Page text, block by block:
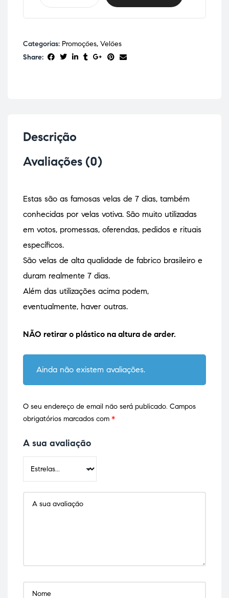
Categorias: Promoções, Velões
Share:
Descrição
Avaliações (0)
Estas são as famosas velas de 7 dias, também
conhecidas por velas votiva. São muito utilizadas
em votos, promessas, oferendas, pedidos e rituais
específicos.
São velas de alta qualidade de fabrico brasileiro e
duram realmente 7 dias.
Além das utilizações acima podem,
eventualmente, haver outras.
NÃO retirar o plástico na altura de arder.
Ainda não existem avaliações.
O seu endereço de email não será publicado. Campos
obrigatórios marcados com *
A sua avaliação